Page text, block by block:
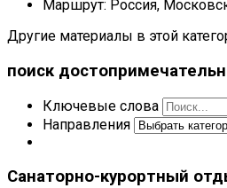
Маршрут: Россия,
Другие материалы в этой
поиск
Ключевые слова
Направления
Санаторно-курортный